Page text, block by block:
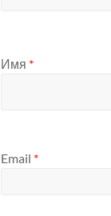
Имя *
Email *